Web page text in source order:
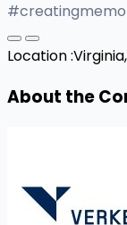
Location :
About the